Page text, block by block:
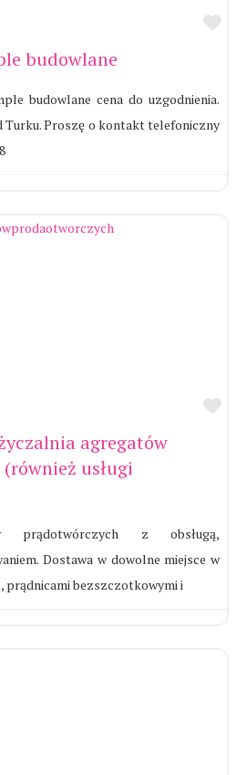
budowlane
budowlane cena do uzgodnienia.
Turku. Proszę o kontakt telefoniczny
agregatów
usługi
prądotwórczych z obsługą,
Dostawa w dowolne miejsce w
prądnicami bezszczotkowymi i